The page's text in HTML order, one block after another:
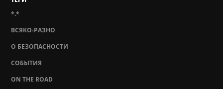
*.*
ВСЯКО-РАЗНО
О БЕЗОПАСНОСТИ
СОБЫТИЯ
ON THE ROAD